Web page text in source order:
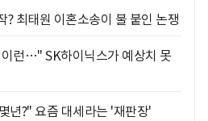
? 최태원 이혼소송이 불 붙인 논쟁
런…" SK하이닉스가 예상치 못
년?" 요즘 대세라는 '재판장'